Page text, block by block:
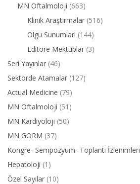
MN Oftalmoloji (663)
Klinik Araştırmalar (516)
Olgu Sunumları (144)
Editöre Mektuplar (3)
Seri Yayınlar (46)
Sektörde Atamalar (127)
Actual Medicine (79)
MN Oftalmoloji (51)
MN Kardiyoloji (50)
MN GORM (37)
Kongre- Sempozyum- Toplantı İzlenimleri
Hepatoloji (1)
Özel Sayılar (10)